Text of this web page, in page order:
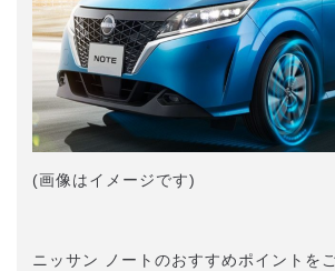
(画像はイメージです)
ニッサン ノートのおすすめポイントを